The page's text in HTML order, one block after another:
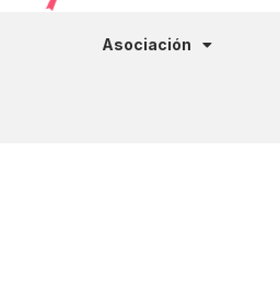
Asociación